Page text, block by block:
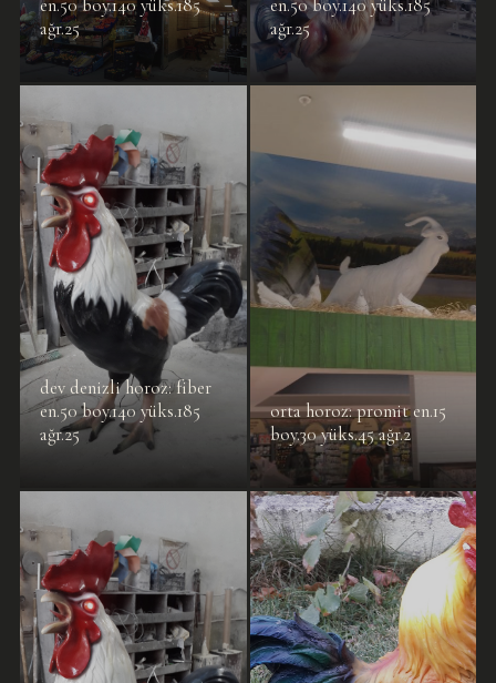
ağr.25
ağr.25
dev denizli horoz: fiber
en.50 boy.140 yüks.185
ağr.25
orta horoz: promit en.15
boy.30 yüks.45 ağr.2